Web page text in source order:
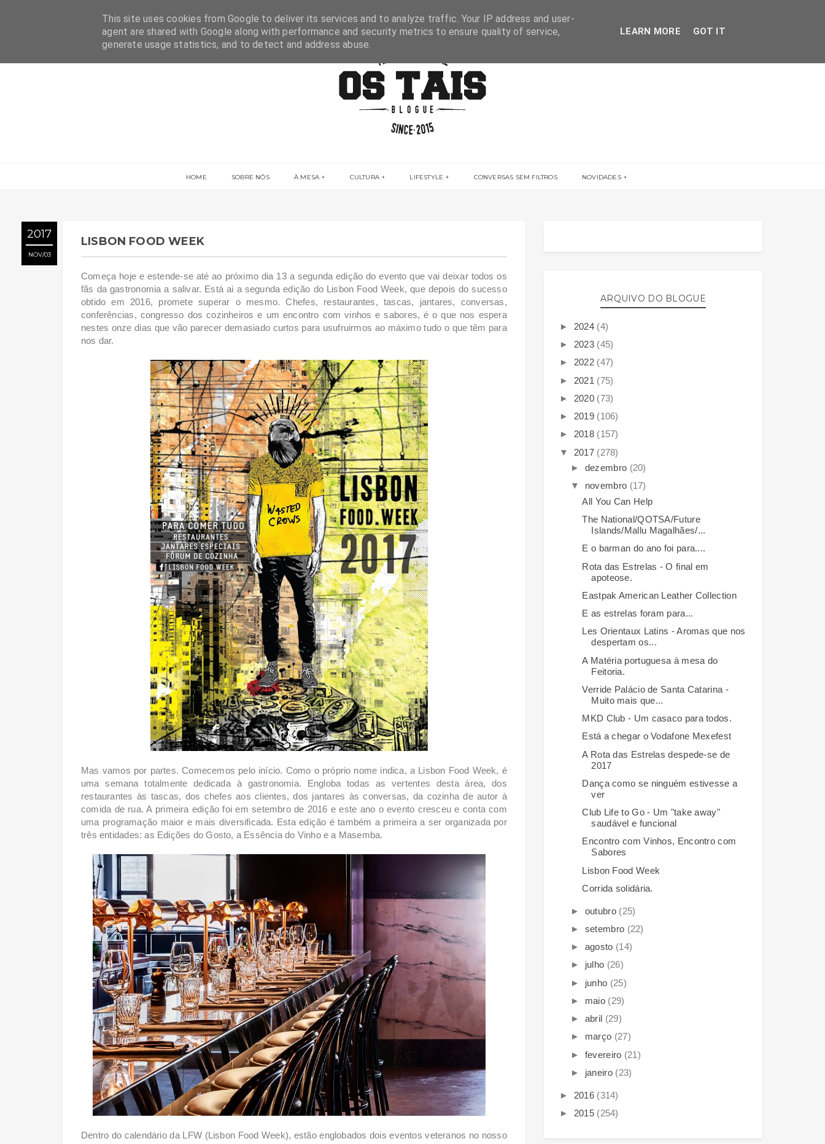
HOME SOBRE NÓS À MESA CULTURA LIFESTYLE CONVERSAS SEM FILTROS NOVIDADES
2017
NOV 03
LISBON FOOD WEEK
Começa hoje e estende-se até ao próximo dia 13 a segunda edição do evento que vai deixar todos os
fãs da gastronomia a salivar. Está ai a segunda edição do Lisbon Food Week, que depois do sucesso
obtido em 2016, promete superar o mesmo. Chefes, restaurantes, tascas, jantares, conversas,
conferências, congresso dos cozinheiros e um encontro com vinhos e sabores, é o que nos espera
nestes onze dias que vão parecer demasiado curtos para usufruirmos ao máximo tudo o que têm para
nos dar.
Mas vamos por partes. Comecemos pelo início. Como o próprio nome indica, a Lisbon Food Week, é
uma semana totalmente dedicada à gastronomia. Engloba todas as vertentes desta área, dos
restaurantes às tascas, dos chefes aos clientes, dos jantares às conversas, da cozinha de autor à
comida de rua. A primeira edição foi em setembro de 2016 e este ano o evento cresceu e conta com
uma programação maior e mais diversificada. Esta edição é também a primeira a ser organizada por
três entidades: as Edições do Gosto, a Essência do Vinho e a Masemba.
Dentro do calendário da LFW (Lisbon Food Week), estão englobados dois eventos veteranos no nosso
ARQUIVO DO BLOGUE
► 2024 (4)
► 2023 (45)
► 2022 (47)
► 2021 (75)
► 2020 (73)
► 2019 (106)
► 2018 (157)
▼ 2017 (278)
► dezembro (20)
▼ novembro (17)
All You Can Help
The National/QOTSA/Future
Islands/Mallu Magalhães/...
E o barman do ano foi para....
Rota das Estrelas - O final em
apoteose.
Eastpak American Leather Collection
E as estrelas foram para...
Les Orientaux Latins - Aromas que nos
despertam os...
A Matéria portuguesa à mesa do
Feitoria.
Verride Palácio de Santa Catarina -
Muito mais que...
MKD Club - Um casaco para todos.
Está a chegar o Vodafone Mexefest
A Rota das Estrelas despede-se de
2017
Dança como se ninguém estivesse a
ver
Club Life to Go - Um "take away"
saudável e funcional
Encontro com Vinhos, Encontro com
Sabores
Lisbon Food Week
Corrida solidária.
► outubro (25)
► setembro (22)
► agosto (14)
► julho (26)
► junho (25)
► maio (29)
► abril (29)
► março (27)
► fevereiro (21)
► janeiro (23)
► 2016 (314)
► 2015 (254)
This site uses cookies from Google to deliver its services and to analyze traffic. Your IP address and user-
agent are shared with Google along with performance and security metrics to ensure quality of service,
generate usage statistics, and to detect and address abuse.
LEARN MORE GOT IT